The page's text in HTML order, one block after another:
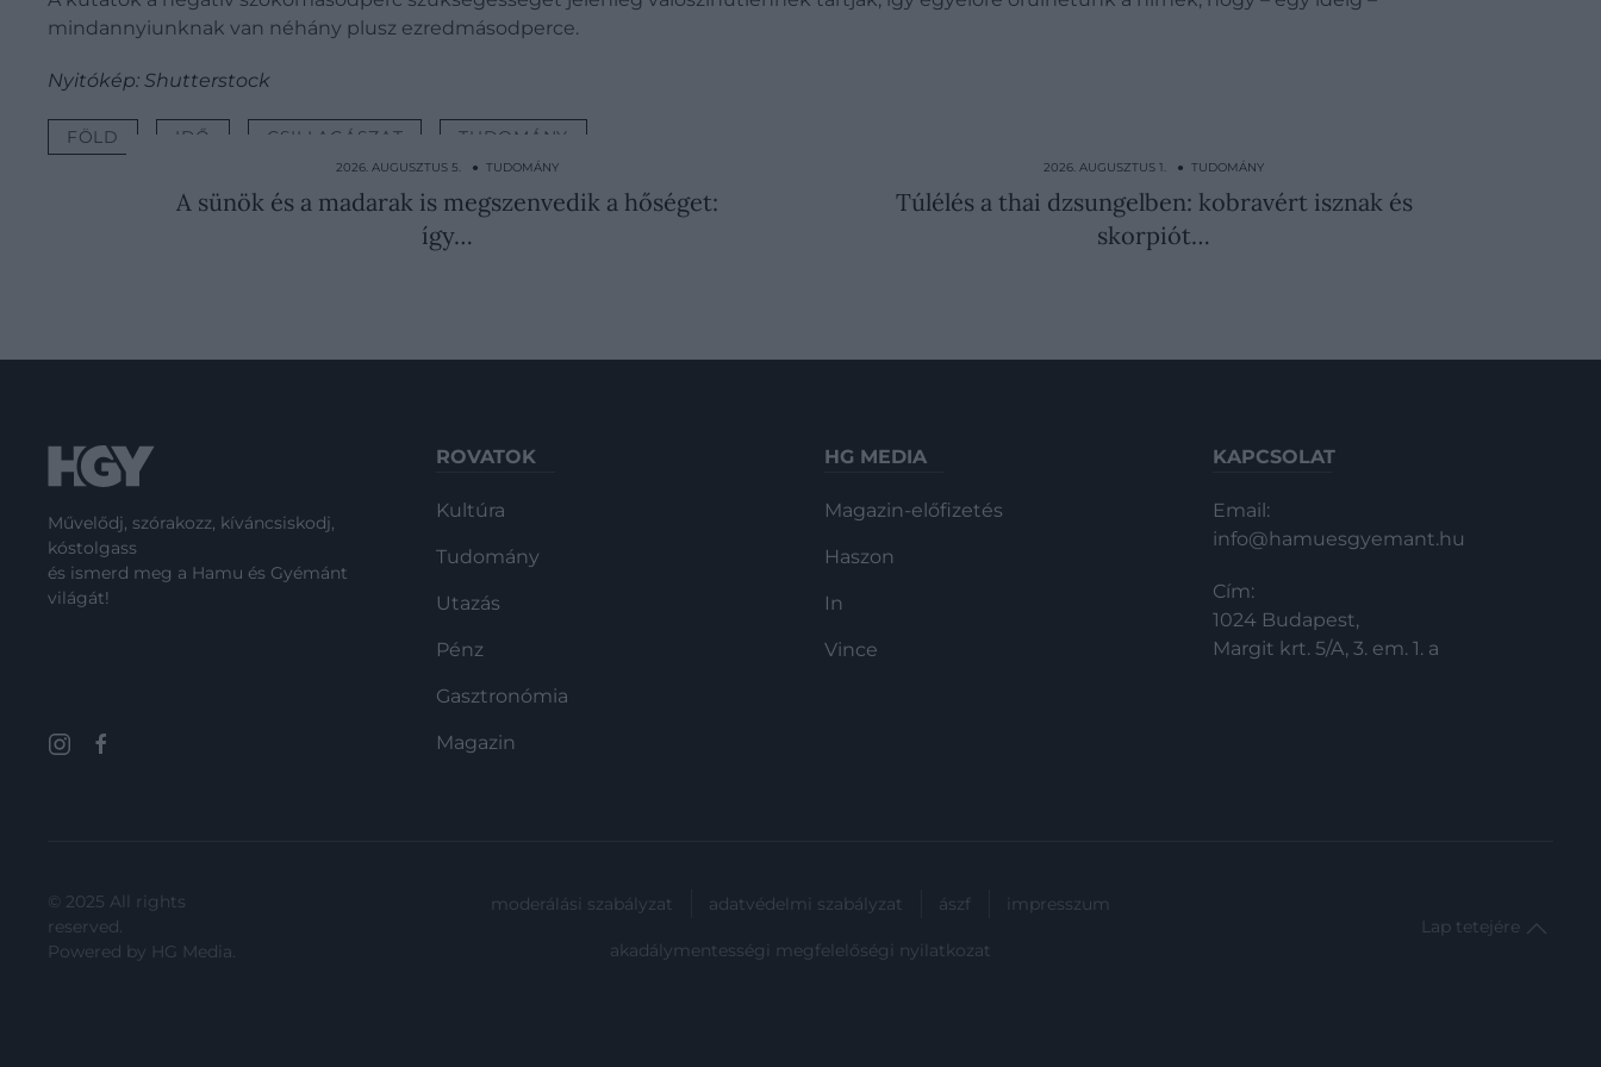
mindannyiunknak van néhány plusz ezredmásodperce.
Nyitókép: Shutterstock
FÖLD IDŐ CSILLAGÁSZAT TUDOMÁNY
2026. AUGUSZTUS 5. ● TUDOMÁNY
A sünök és a madarak is megszenvedik a hőséget:
így…
2026. AUGUSZTUS 1. ● TUDOMÁNY
Túlélés a thai dzsungelben: kobravért isznak és
skorpiót…
Művelődj, szórakozz, kíváncsiskodj,
kóstolgass
és ismerd meg a Hamu és Gyémánt
világát!
ROVATOK
Kultúra
Tudomány
Utazás
Pénz
Gasztronómia
Magazin
HG MEDIA
Magazin-előfizetés
Haszon
In
Vince
KAPCSOLAT
Email:
info@hamuesgyemant.hu
Cím:
1024 Budapest,
Margit krt. 5/A, 3. em. 1. a
© 2025 All rights
reserved.
Powered by HG Media.
moderálási szabályzat adatvédelmi szabályzat ászf impresszum
akadálymentességi megfelelőségi nyilatkozat
Lap tetejére